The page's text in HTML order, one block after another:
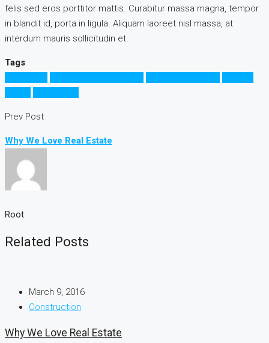
felis sed eros porttitor mattis. Curabitur massa magna, tempor
in blandit id, porta in ligula. Aliquam laoreet nisl massa, at
interdum mauris sollicitudin et.
Tags
Prev Post
Why We Love Real Estate
Root
Related Posts
March 9, 2016
Construction
Why We Love Real Estate